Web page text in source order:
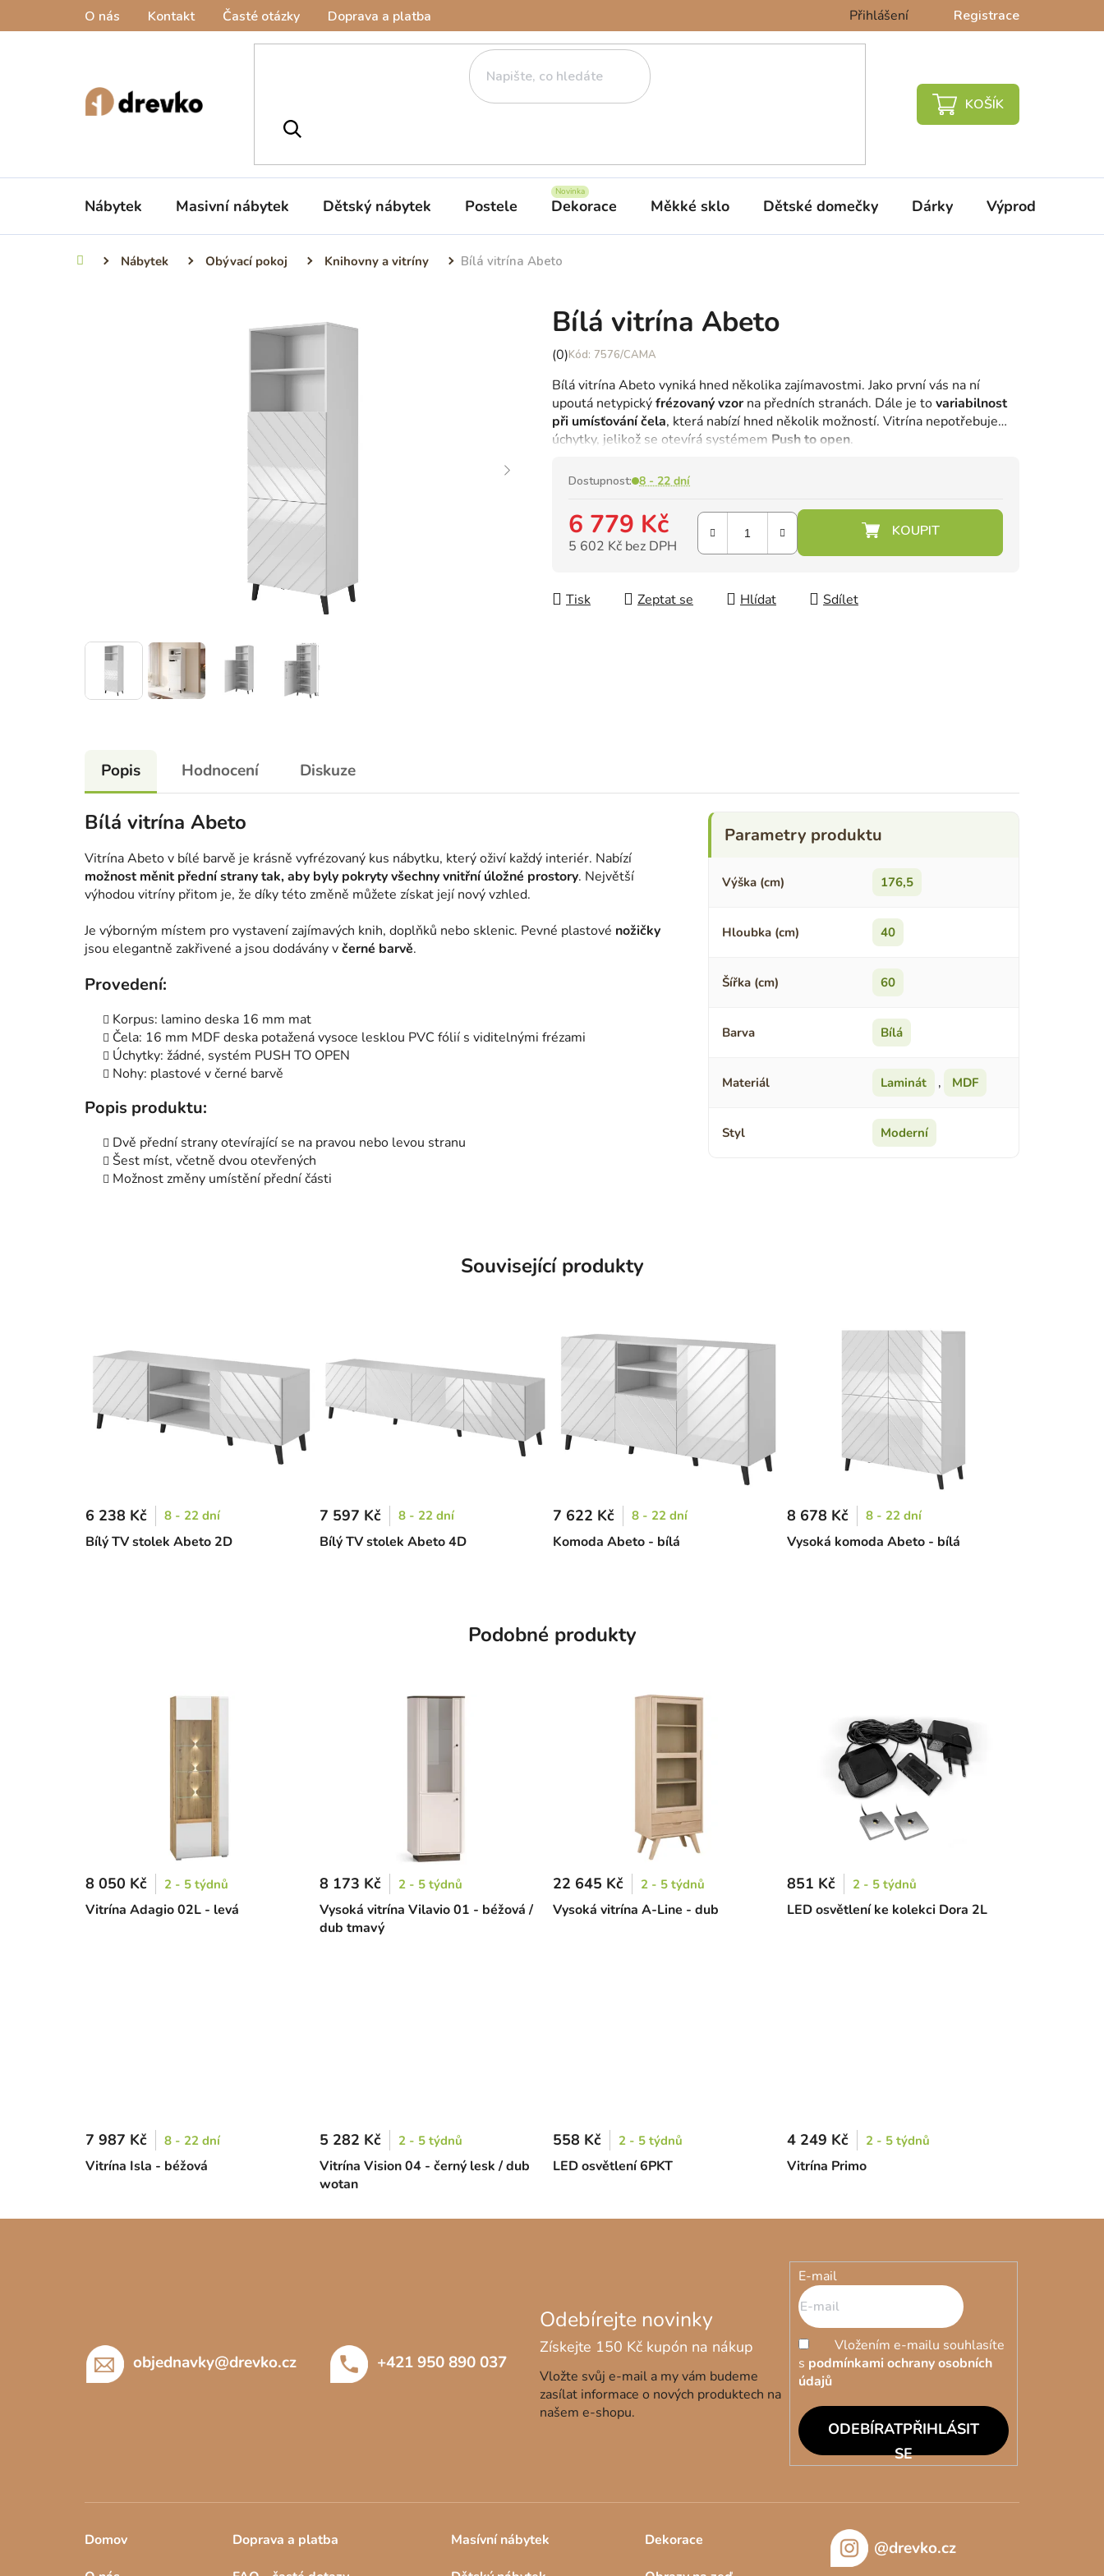
O nás Kontakt Časté otázky Doprava a platba Přihlášení Registrace
NÁKUPNÍ
Nábytek Masivní nábytek Dětský nábytek Postele Dekorace Měkké sklo Dětské domečky Dárky Výprodej %
Domů Nábytek Obývací pokoj Knihovny a vitríny Bílá vitrína Abeto
Bílá vitrína Abeto
Průměrné
produktu
je
0,0
z
hvězdiček.
(0) 7576/CAMA
Bílá vitrína Abeto vyniká hned několika zajímavostmi. Jako první vás na ní
upoutá netypickýfrézovaný vzor na předních stranách. Dále je tovariabilnost
při umísťování čela, která nabízí hned několik možností. Vitrína nepotřebuje
úchytky, jelikož se otevírá systémem Push to open.
Dostupnost: 8 - 22 dní
6 779 Kč
5 602 Kč bez DPH
Tisk
Zeptat se Hlídat Sdílet
Popis Hodnocení Diskuze
Bílá vitrína Abeto
Vitrína Abeto v bílé barvě je krásně vyfrézovaný kus nábytku, který oživí každý interiér. Nabízí
možnost měnit přední strany tak, aby byly pokryty všechny vnitřní úložné prostory. Největší
výhodou vitríny přitom je, že díky této změně můžete získat její nový vzhled.
Je výborným místem pro vystavení zajímavých knih, doplňků nebo sklenic. Pevné plastové nožičky
jsou elegantně zakřivené a jsou dodávány včerné barvě.
Provedení:
Korpus: lamino deska 16 mm mat
Čela: 16 mm MDF deska potažená vysoce lesklou PVC fólií s viditelnými frézami
Úchytky: žádné, systém PUSH TO OPEN
Nohy: plastové v černé barvě
Popis produktu:
Dvě přední strany otevírající se na pravou nebo levou stranu
Šest míst, včetně dvou otevřených
Možnost změny umístění přední části
Výška (cm) 176,5
Hloubka (cm) 40
Šířka (cm) 60
Barva Bílá
Materiál Laminát , MDF
Styl Moderní
Související produkty
Bílý TV stolek Abeto 2D
6 238 Kč 8 - 22 dní
Bílý TV stolek Abeto 4D
7 597 Kč 8 - 22 dní
Komoda Abeto - bílá
7 622 Kč 8 - 22 dní
Vysoká komoda Abeto - bílá
8 678 Kč 8 - 22 dní
Podobné produkty
Vitrína Adagio 02L - levá
8 050 Kč 2 - 5 týdnů
Vysoká vitrína Vilavio 01 - béžová /
dub tmavý
8 173 Kč 2 - 5 týdnů
Vysoká vitrína A-Line - dub
22 645 Kč 2 - 5 týdnů
LED osvětlení ke kolekci Dora 2L
851 Kč 2 - 5 týdnů
Vitrína Isla - béžová
7 987 Kč 8 - 22 dní
Vitrína Vision 04 - černý lesk / dub
wotan
5 282 Kč 2 - 5 týdnů
LED osvětlení 6PKT
558 Kč 2 - 5 týdnů
Vitrína Primo
4 249 Kč 2 - 5 týdnů
objednavky@drevko.cz +421 950 890 037
Vložte svůj e-mail a my vám budeme
zasílat informace o nových produktech na
našem e-shopu.
E-mail
Vložením e-mailu souhlasíte
s podmínkami ochrany osobních
údajů
PŘIHLÁSIT
SE
Domov Doprava a platba Masívní nábytek Dekorace @drevko.cz